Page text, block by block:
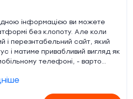
інформацією ви можете
без клопоту. Але коли
і перезнтабельний сайт, який
і матиме привабливий вигляд як
телефоні, - варто
оформлення перед